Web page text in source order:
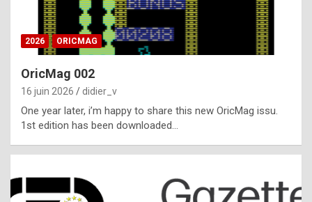
i
ff
i
l
t
t
s
2026 ORICMAG
OricMag 002
16 juin 2026 didier_v
One year later, i’m happy to share this new OricMag issu.
1st edition has been downloaded…